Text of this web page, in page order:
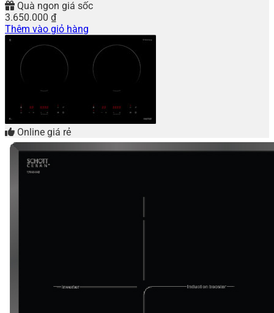
Quà ngon giá sốc
3.650.000 ₫
Thêm vào giỏ hàng
Online giá rẻ